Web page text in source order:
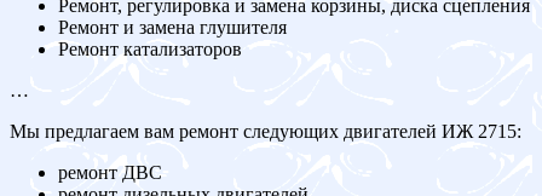
Ремонт, регулировка и замена корзины, диска сцепления
Ремонт и замена глушителя
Ремонт катализаторов
…
Мы предлагаем вам ремонт следующих двигателей ИЖ 2715:
ремонт ДВС